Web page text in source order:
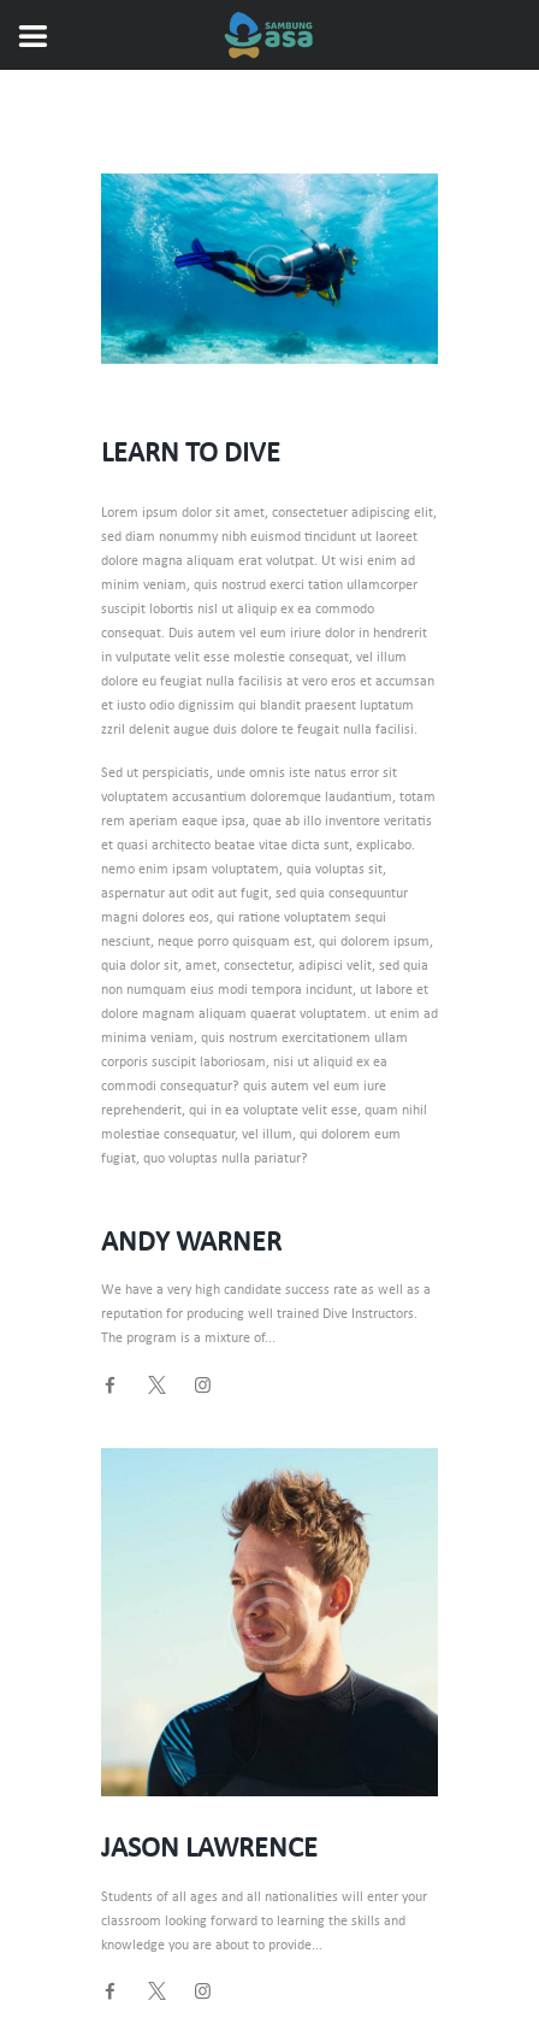
LEARN TO DIVE
Lorem ipsum dolor sit amet, consectetuer adipiscing elit,
sed diam nonummy nibh euismod tincidunt ut laoreet
dolore magna aliquam erat volutpat. Ut wisi enim ad
minim veniam, quis nostrud exerci tation ullamcorper
suscipit lobortis nisl ut aliquip ex ea commodo
consequat. Duis autem vel eum iriure dolor in hendrerit
in vulputate velit esse molestie consequat, vel illum
dolore eu feugiat nulla facilisis at vero eros et accumsan
et iusto odio dignissim qui blandit praesent luptatum
zzril delenit augue duis dolore te feugait nulla facilisi.
Sed ut perspiciatis, unde omnis iste natus error sit
voluptatem accusantium doloremque laudantium, totam
rem aperiam eaque ipsa, quae ab illo inventore veritatis
et quasi architecto beatae vitae dicta sunt, explicabo.
nemo enim ipsam voluptatem, quia voluptas sit,
aspernatur aut odit aut fugit, sed quia consequuntur
magni dolores eos, qui ratione voluptatem sequi
nesciunt, neque porro quisquam est, qui dolorem ipsum,
quia dolor sit, amet, consectetur, adipisci velit, sed quia
non numquam eius modi tempora incidunt, ut labore et
dolore magnam aliquam quaerat voluptatem. ut enim ad
minima veniam, quis nostrum exercitationem ullam
corporis suscipit laboriosam, nisi ut aliquid ex ea
commodi consequatur? quis autem vel eum iure
reprehenderit, qui in ea voluptate velit esse, quam nihil
molestiae consequatur, vel illum, qui dolorem eum
fugiat, quo voluptas nulla pariatur?
ANDY WARNER
We have a very high candidate success rate as well as a
reputation for producing well trained Dive Instructors.
The program is a mixture of...
JASON LAWRENCE
Students of all ages and all nationalities will enter your
classroom looking forward to learning the skills and
knowledge you are about to provide...